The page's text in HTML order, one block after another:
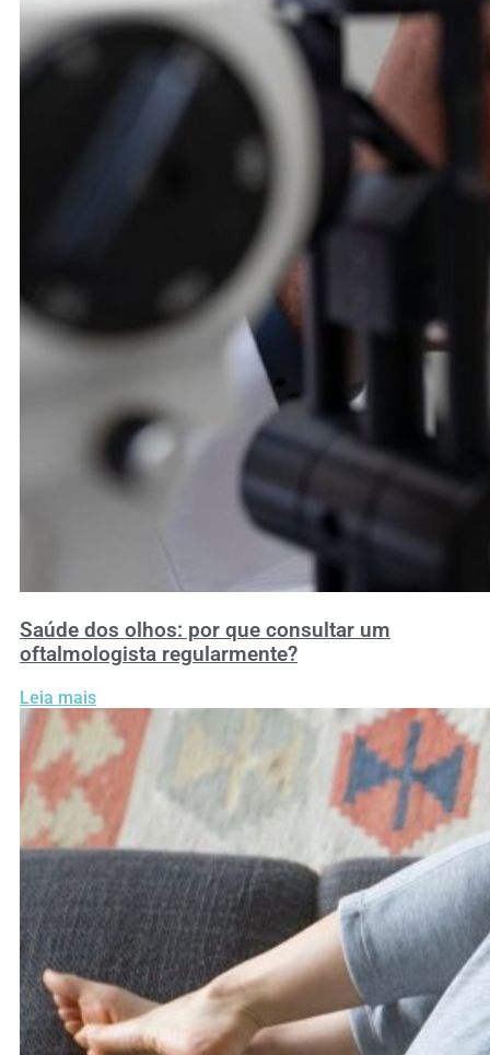
Saúde dos olhos: por que consultar um
oftalmologista regularmente?
Leia mais